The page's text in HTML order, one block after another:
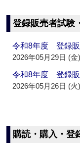
登録販売者試験
令和8年度 登録
2026年05月29日 (金)
令和8年度 登録
2026年05月26日 (火)
購読・購入・登